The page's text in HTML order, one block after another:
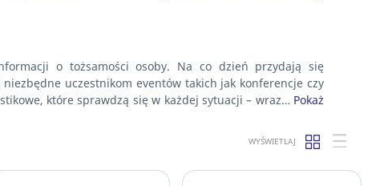
o tożsamości osoby. Na co dzień przydają się
uczestnikom eventów takich jak konferencje czy
które sprawdzą się w każdej sytuacji – wraz… Pokaż
WYŚWIETLAJ